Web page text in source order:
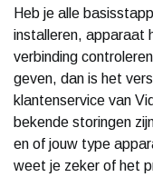
Heb je alle
installeren, apparaat
verbinding
geven, dan is het
klantenservice van
bekende storingen
en of jouw type
weet je zeker of het